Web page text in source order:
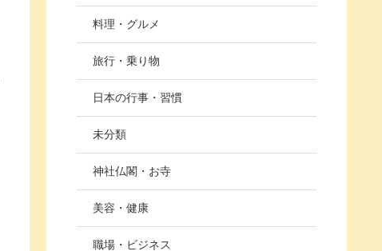
料理・グルメ
旅行・乗り物
日本の行事・習慣
未分類
神社仏閣・お寺
美容・健康
職場・ビジネス